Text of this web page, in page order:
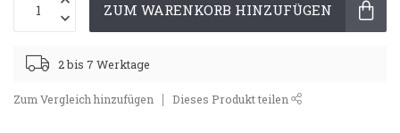
ZUM WARENKORB HINZUFÜGEN
2 bis 7 Werktage
Zum Vergleich hinzufügen Dieses Produkt teilen